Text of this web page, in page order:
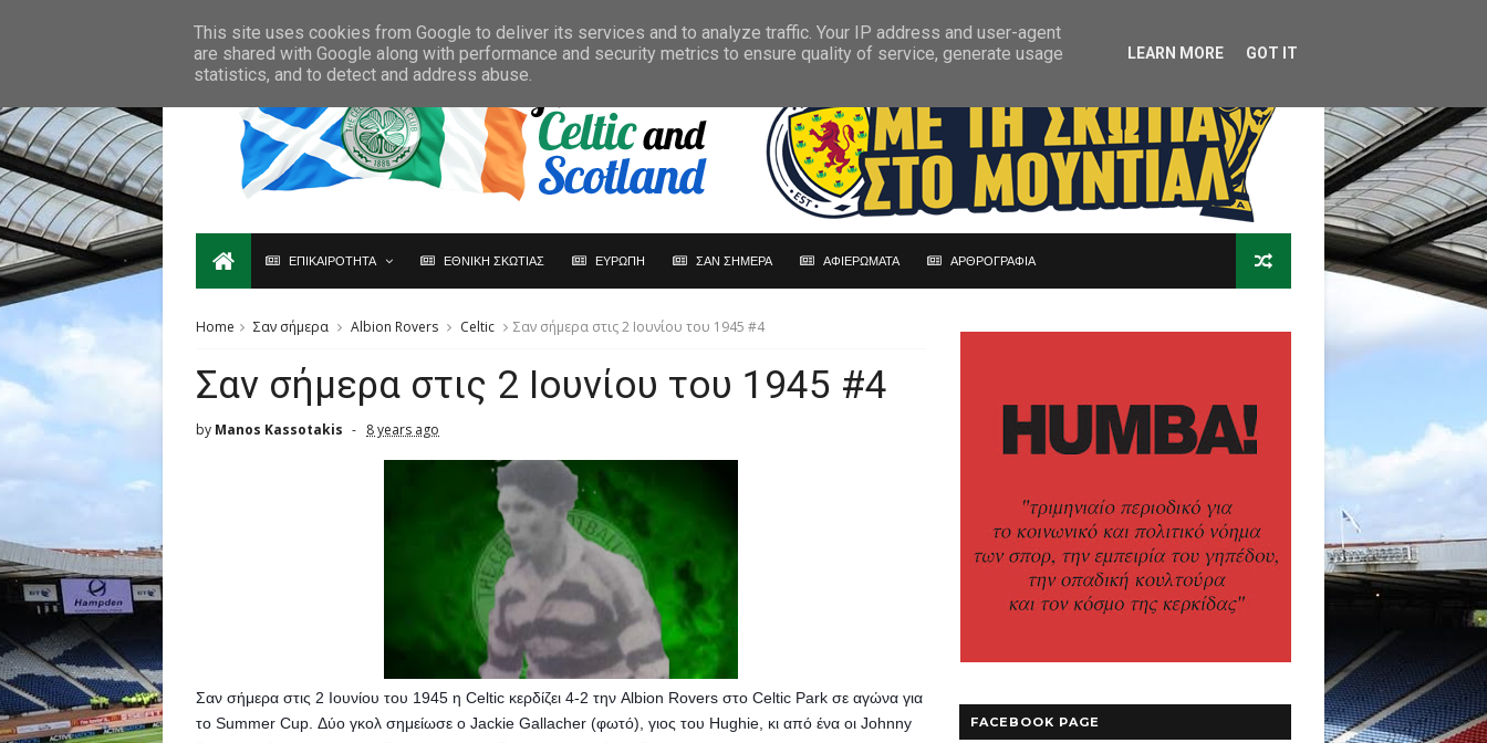
ΕΠΙΚΑΙΡΟΤΗΤΑ ΕΘΝΙΚΗ ΣΚΩΤΙΑΣ ΕΥΡΩΠΗ ΣΑΝ ΣΗΜΕΡΑ ΑΦΙΕΡΩΜΑΤΑ ΑΡΘΡΟΓΡΑΦΙΑ
Home Σαν σήμερα Albion Rovers Celtic Σαν σήμερα στις 2 Ιουνίου του 1945 #4
Σαν σήμερα στις 2 Ιουνίου του 1945 #4
by Manos Kassotakis 8 years ago
Σαν σήμερα στις 2 Ιουνίου του 1945 η Celtic κερδίζει 4-2 την Albion Rovers στο Celtic Park σε αγώνα για
το Summer Cup. Δύο γκολ σημείωσε ο Jackie Gallacher (φωτό), γιος του Hughie, κι από ένα οι Johnny
FACEBOOK PAGE
This site uses cookies from Google to deliver its services and to analyze traffic. Your IP address and user-agent
are shared with Google along with performance and security metrics to ensure quality of service, generate usage
statistics, and to detect and address abuse.
LEARN MORE GOT IT